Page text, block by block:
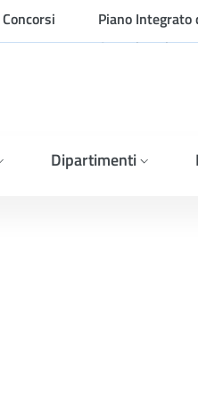
Concorsi
Piano
Organizzazione
Dipartimenti